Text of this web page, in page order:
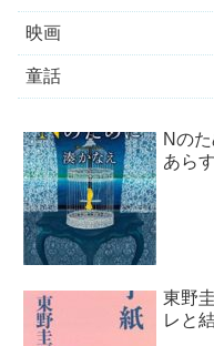
映画
童話
Nの
あら
東野
レと